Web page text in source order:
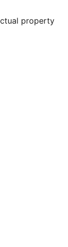
property